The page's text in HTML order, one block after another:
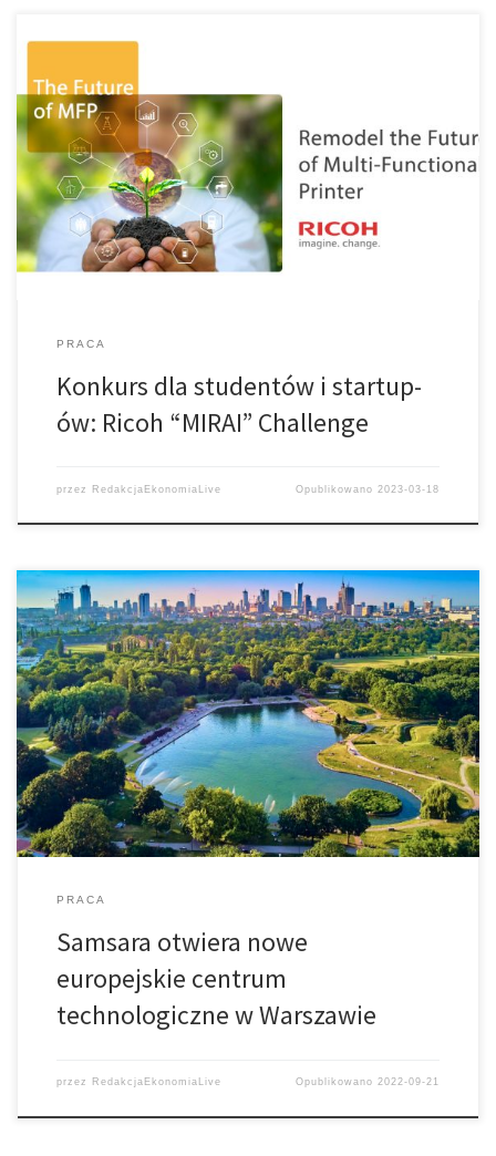
Ricoh, japońska firma elektroniczna znana na świecie zwłaszcza z
produkcji drukarek i kserokopiarek, ogłasza konkurs Ricoh “MIRAI”
Challenge – The Future of MFP
PRACA
Konkurs dla studentów i startup-
ów: Ricoh “MIRAI” Challenge
przez RedakcjaEkonomiaLive Opublikowano 2023-03-18
Firma Samsara, z branży połączonych operacji opartych na
chmurze obliczeniowej, ogłosiła dziś decyzję o otwarciu nowego
oddziału w Warszawie w ramach planu inwestycyjnego mającego
na celu rozszerzenie międzynarodowego zasięgu firmy
PRACA
Samsara otwiera nowe
europejskie centrum
technologiczne w Warszawie
przez RedakcjaEkonomiaLive Opublikowano2022-09-21